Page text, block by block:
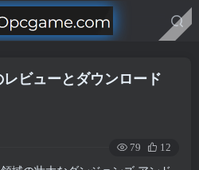
ビューとダウンロード
79
12